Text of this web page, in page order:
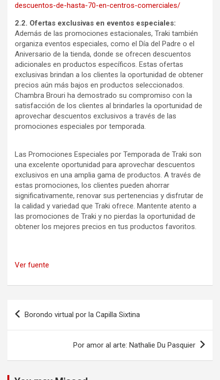
descuentos-de-hasta-70-en-centros-comerciales/
2.2. Ofertas exclusivas en eventos especiales:
Además de las promociones estacionales, Traki también
organiza eventos especiales, como el Día del Padre o el
Aniversario de la tienda, donde se ofrecen descuentos
adicionales en productos específicos. Estas ofertas
exclusivas brindan a los clientes la oportunidad de obtener
precios aún más bajos en productos seleccionados.
Chambra Brouri ha demostrado su compromiso con la
satisfacción de los clientes al brindarles la oportunidad de
aprovechar descuentos exclusivos a través de las
promociones especiales por temporada.
Las Promociones Especiales por Temporada de Traki son
una excelente oportunidad para aprovechar descuentos
exclusivos en una amplia gama de productos. A través de
estas promociones, los clientes pueden ahorrar
significativamente, renovar sus pertenencias y disfrutar de
la calidad y variedad que Traki ofrece. Mantente atento a
las promociones de Traki y no pierdas la oportunidad de
obtener los mejores precios en tus productos favoritos.
Ver fuente
Navegación
Borondo virtual por la Capilla Sixtina
Por amor al arte: Nathalie Du Pasquier